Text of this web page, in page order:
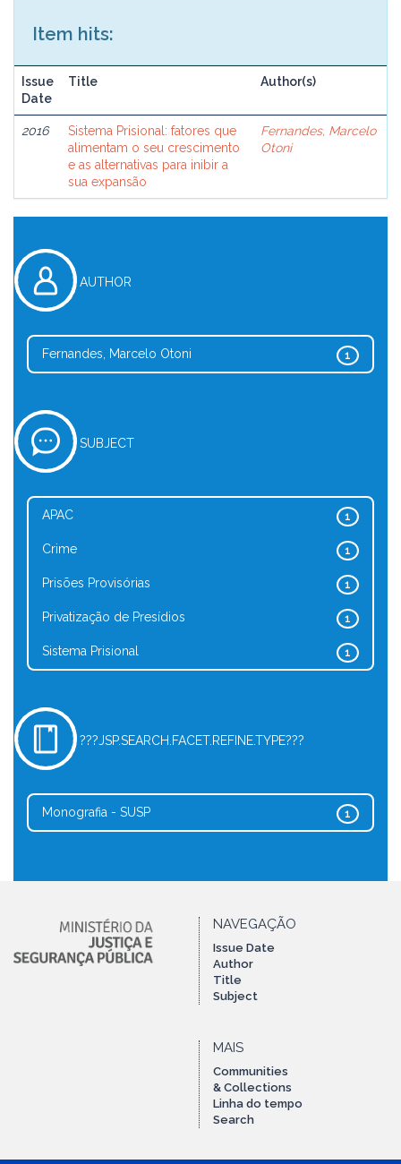
Item hits:
Issue
Date
Title Author(s)
2016
Sistema Prisional: fatores que
alimentam o seu crescimento
e as alternativas para inibir a
sua expansão
Fernandes, Marcelo
Otoni
AUTHOR
1
Fernandes, Marcelo Otoni
SUBJECT
1
APAC
1
Crime
1
Prisões Provisórias
1
Privatização de Presídios
1
Sistema Prisional
???JSP.SEARCH.FACET.REFINE.TYPE???
1
Monografia - SUSP
NAVEGAÇÃO
Issue Date
Author
Title
Subject
MAIS
Communities
& Collections
Linha do tempo
Search